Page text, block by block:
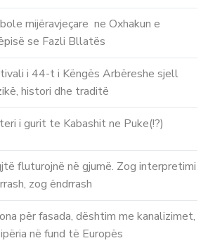
mijëravjeçare ne Oxhakun e
se Fazli Bllatës
i 44-t i Këngës Arbëreshe sjell
histori dhe traditë
i gurit te Kabashit ne Puke(!?)
fluturojnë në gjumë. Zog interpretimi
zog ëndrrash
për fasada, dështim me kanalizimet,
në fund të Europës